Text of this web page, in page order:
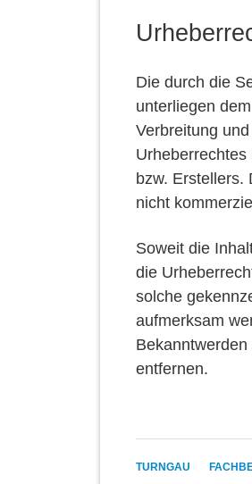
Die durch die
unterliegen
Verbreitung
bzw. Erstellers.
nicht
Soweit die
die
solche
aufmerksam
entfernen.
NAVIGATION
TURNGAU